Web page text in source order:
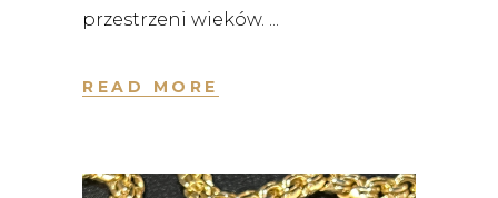
przestrzeni wieków.
READ MORE